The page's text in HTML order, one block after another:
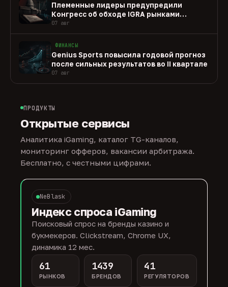
Племенные лидеры предупредили
Конгресс об обходе IGRA рынками
прогнозов
07 авг
ФИНАНСЫ
Genius Sports повысила годовой прогноз
после сильных результатов во II квартале
07 авг
ПРОДУКТЫ
Открытые сервисы
Аналитика iGaming, каталог TG-каналов,
мониторинг офферов, вакансии арбитража.
Бесплатно, с честными цифрами.
NeBlask
Индекс спроса iGaming
Поисковый спрос на бренды казино и
букмекеров. Clickstream, Chrome UX,
динамика 12 мес.
61
РЫНКОВ
1439
БРЕНДОВ
41
РЕГУЛЯТОРОВ